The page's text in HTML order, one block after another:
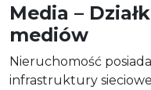
Media –
mediów
Nieruchomość
infrastruktury